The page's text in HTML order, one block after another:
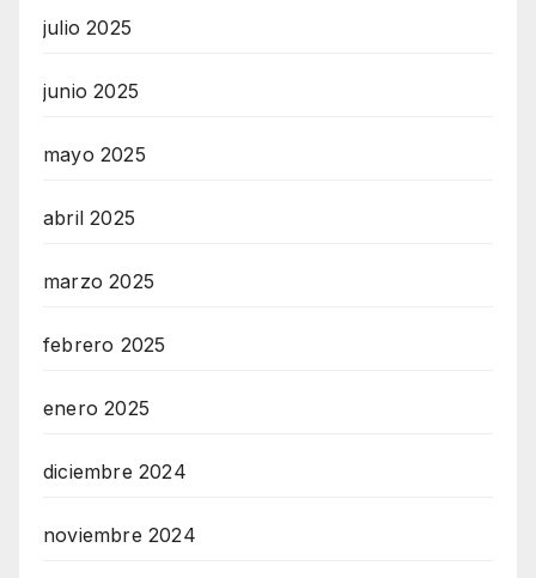
julio 2025
junio 2025
mayo 2025
abril 2025
marzo 2025
febrero 2025
enero 2025
diciembre 2024
noviembre 2024